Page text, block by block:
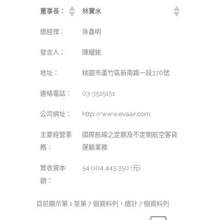
董事長： 林寶水
總經理： 孫嘉明
發言人： 陳耀銘
地址： 桃園市蘆竹區新南路一段376號
連絡電話： 03-3515151
公司網址： http://www.evaair.com
主要經營業
務：
國際航線之定期及不定期航空客貨
運輸業務
實收資本
額：
54,004,443,350 (元)
目前顯示第 1 至第 7 個資料列，總計 7 個資料列